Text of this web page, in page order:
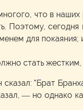
что в
Поэтому,
для
стать жестким,
"Брат
— но однако